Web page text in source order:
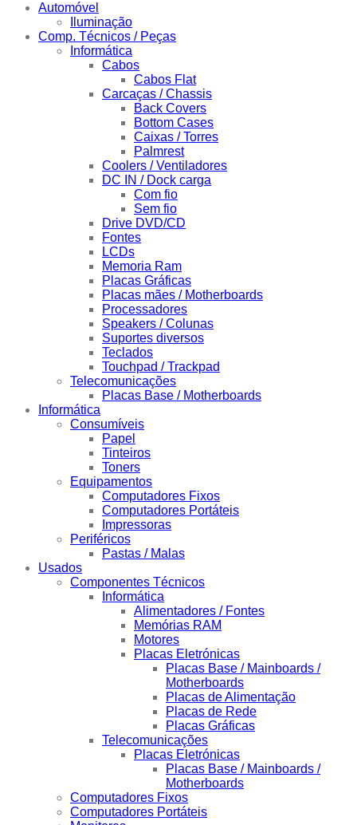
Automóvel
Iluminação
Comp. Técnicos / Peças
Informática
Cabos
Cabos Flat
Carcaças / Chassis
Back Covers
Bottom Cases
Caixas / Torres
Palmrest
Coolers / Ventiladores
DC IN / Dock carga
Com fio
Sem fio
Drive DVD/CD
Fontes
LCDs
Memoria Ram
Placas Gráficas
Placas mães / Motherboards
Processadores
Speakers / Colunas
Suportes diversos
Teclados
Touchpad / Trackpad
Telecomunicações
Placas Base / Motherboards
Informática
Consumíveis
Papel
Tinteiros
Toners
Equipamentos
Computadores Fixos
Computadores Portáteis
Impressoras
Periféricos
Pastas / Malas
Usados
Componentes Técnicos
Informática
Alimentadores / Fontes
Memórias RAM
Motores
Placas Eletrónicas
Placas Base / Mainboards /
Motherboards
Placas de Alimentação
Placas de Rede
Placas Gráficas
Telecomunicações
Placas Eletrónicas
Placas Base / Mainboards /
Motherboards
Computadores Fixos
Computadores Portáteis